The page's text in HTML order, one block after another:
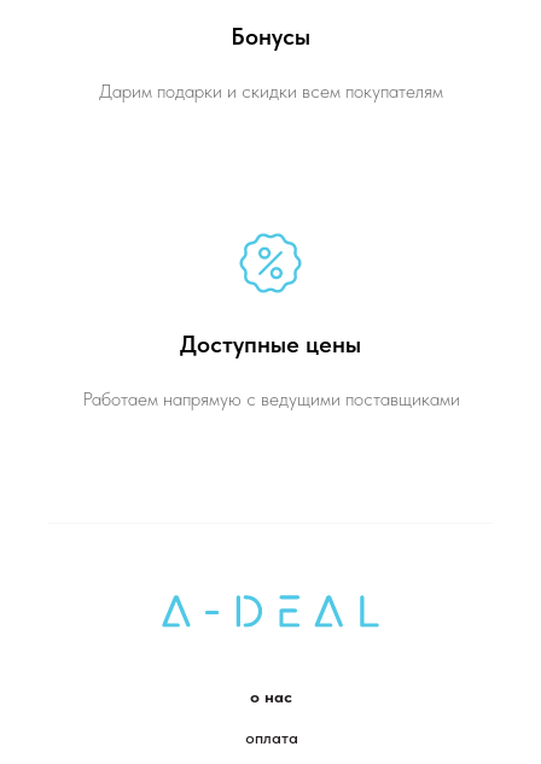
Бонусы
Дарим подарки и скидки всем покупателям
Доступные цены
Работаем напрямую с ведущими поставщиками
о нас
оплата